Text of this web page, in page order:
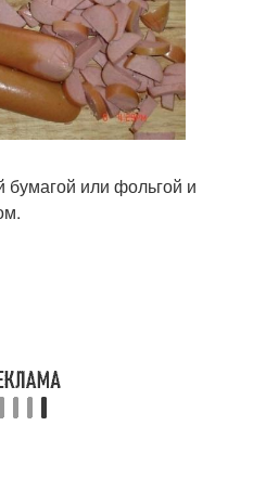
или фольгой и